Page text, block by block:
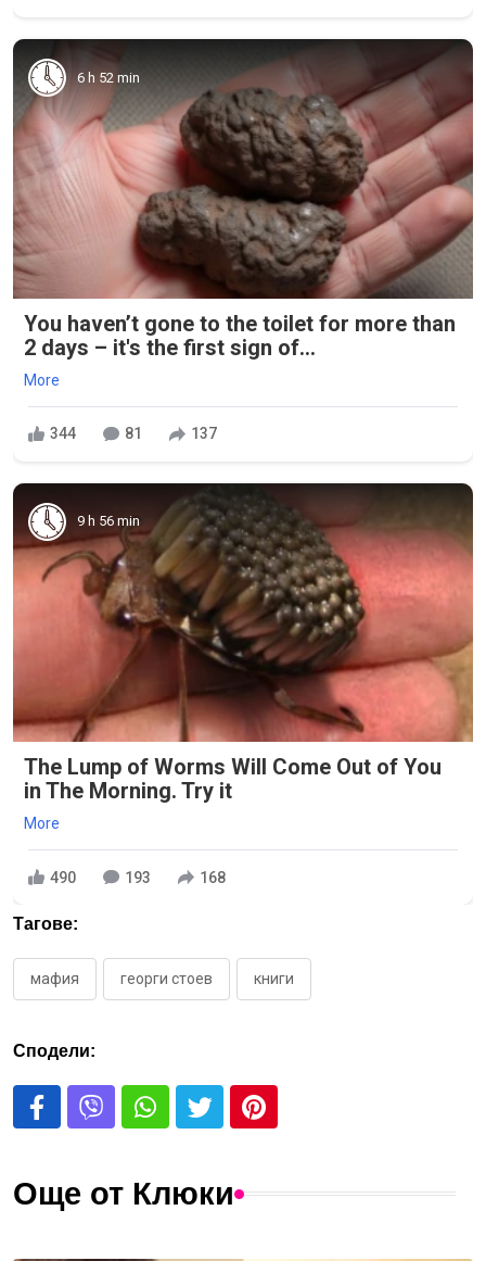
6 h 52 min
You haven’t gone to the toilet for more than
2 days – it's the first sign of...
More
344 81 137
9 h 56 min
The Lump of Worms Will Come Out of You
in The Morning. Try it
More
490 193 168
Тагове:
мафия георги стоев книги
Сподели:
Още от Клюки